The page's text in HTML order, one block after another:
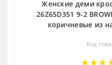
Женские деми
26Z65D351 9-2
коричневые из
Код